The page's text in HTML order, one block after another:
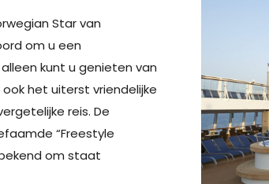
Star van
om u een
kunt u genieten van
het uiterst vriendelijke
reis. De
“Freestyle
om staat